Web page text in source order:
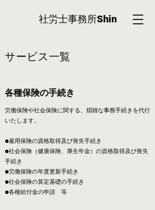
社労士事務所Shin
​サービス一覧
各種保険の手続き
労働保険や社会保険に関する、煩雑な事務手続きを代行
いたします。
●雇用保険の資格取得及び喪失手続き
●社会保険（健康保険、厚生年金）の資格取得及び喪失
手続き
●労働保険の年度更新手続き
●社会保険の算定基礎の手続き
●各種給付金の申請 等